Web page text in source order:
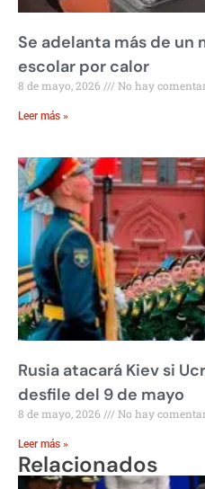
Se adelanta más de
escolar por calor
8 de mayo, 2026 No hay
Leer más »
Rusia atacará Kiev si
desfile del 9 de mayo
8 de mayo, 2026 No hay
Leer más »
Relacionados